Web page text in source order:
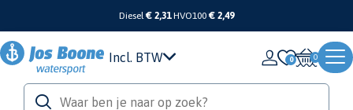
Diesel€ 2,31 HVO100 € 2,49
Incl. BTW 0